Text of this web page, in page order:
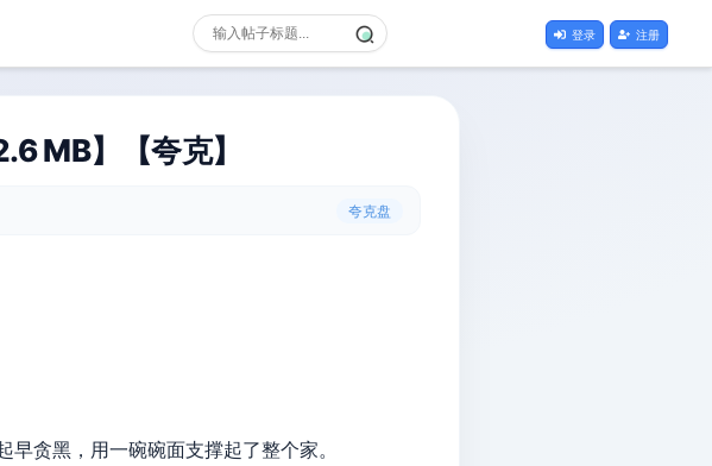
登录 注册
MB】【夸克】
夸克盘
贪黑，用一碗碗面支撑起了整个家。